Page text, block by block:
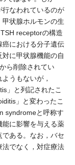
行なわれているのが
状腺ホルモンの生
receptorの構造
における分子遺伝
に甲状腺機能の自
ら削除されてい
うもないが，
」と列記されたこ
」と変わったこ
syndromeと呼称す
に影響を与える薬
ある。なお，バセ
法でなく，対症療法